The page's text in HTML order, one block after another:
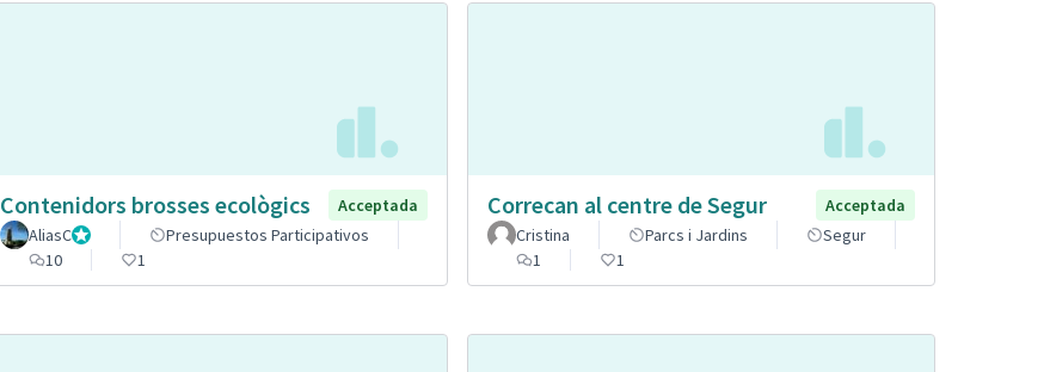
Contenidors brosses ecològics
Acceptada
AliasCGestor
Presupuestos Participativos
10
1
Correcan al centre de Segur
Acceptada
Cristina
Parcs i Jardins
Segur
1
1